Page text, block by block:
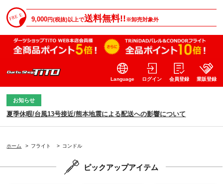
9,000円(税抜)以上で送料無料!!※卸売対象外
Language ログイン 会員登録 業販登録
お知らせ
夏季休暇/台風13号接近/熊本地震による配送への影響について
ホーム > フライト > コンドル
ピックアップアイテム